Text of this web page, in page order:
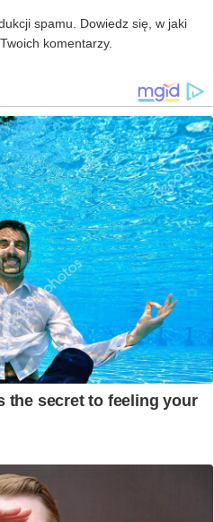
spamu. Dowiedz się, w jaki
komentarzy.